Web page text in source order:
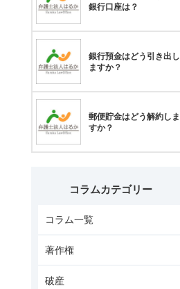
銀行口座は？
銀行預金はどう引き出し
ますか？
郵便貯金はどう解約しま
すか？
コラムカテゴリー
コラム一覧
著作権
破産